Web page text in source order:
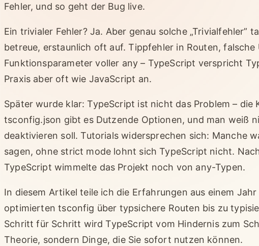
Fehler, und so geht der Bug live.
Ein trivialer Fehler? Ja. Aber genau solche „Trivialfehler”
betreue, erstaunlich oft auf. Tippfehler in Routen, falsche
Funktionsparameter voller any – TypeScript verspricht
Praxis aber oft wie JavaScript an.
Später wurde klar: TypeScript ist nicht das Problem – die
tsconfig.json gibt es Dutzende Optionen, und man weiß
deaktivieren soll. Tutorials widersprechen sich: Manche
sagen, ohne strict mode lohnt sich TypeScript nicht.
TypeScript wimmelte das Projekt noch von any-Typen.
In diesem Artikel teile ich die Erfahrungen aus einem
optimierten tsconfig über typsichere Routen bis zu
Schritt für Schritt wird TypeScript vom Hindernis zum
Theorie, sondern Dinge, die Sie sofort nutzen können.